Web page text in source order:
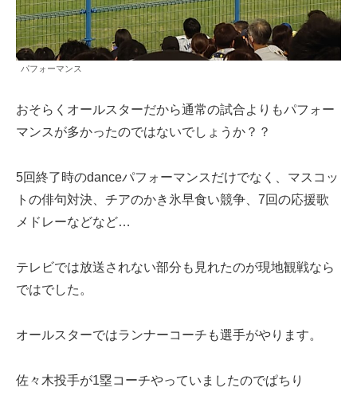
パフォーマンス
おそらくオールスターだから通常の試合よりもパフォー
マンスが多かったのではないでしょうか？？
5回終了時のdanceパフォーマンスだけでなく、マスコッ
トの俳句対決、チアのかき氷早食い競争、7回の応援歌
メドレーなどなど…
テレビでは放送されない部分も見れたのが現地観戦なら
ではでした。
オールスターではランナーコーチも選手がやります。
佐々木投手が1塁コーチやっていましたのでぱちり